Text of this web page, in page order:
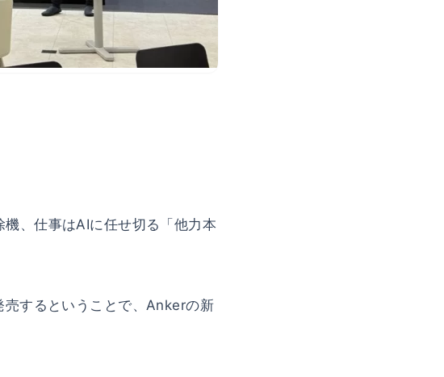
、仕事はAIに任せ切る「他力本
するということで、Ankerの新